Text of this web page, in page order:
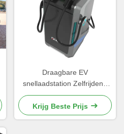
Draagbare EV
snellaadstation Zelfrijdend
80kW Uitgang Ground
Clearance 150mm 280 kg
met batterij
Krijg Beste Prijs